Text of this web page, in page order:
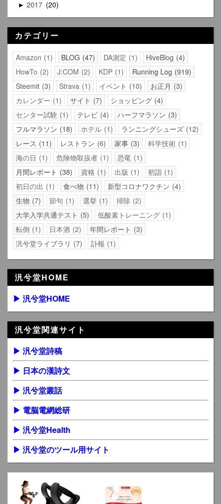
► 2017 20
カテゴリー
Amazon 1 BLOG 47 DA測定 1 HiveBlog 4
HowTo 2 J:COM 2 KDP 1 Running Log 919
Steemit 3 Strava 1 イベント 10 お正月
3
カレンダー 1 サイト 7 ショッピング 4
センター試験 1 テレビ 4 ハーフマラソン 3
フルマラソン 18 ホテル 1 ランニングシューズ 12
レース
11 レストラン 6 家事 3 科学技術 1
海の日
1 危険物取扱者 1 恐竜 1
月間レポート
38 資格 1 出版 1 初詣 1
初日の出
1 食べ物 11 新型コロナワクチン 4
生物 7 節句 1 選挙 1 掃除 2
大学入学共通テスト
5 低酸素トレーニング 1
転倒 1 日本酒 2 年間レポート
3
汎兮堂ライブラリ
7 訃報 1
汎兮堂HOME
▶ 汎兮堂HOME
汎兮堂関連サイト
▶ 汎兮堂詩稿
▶ 日本の漢詩文
▶ 汎兮堂叢話
▶ 電脳電網総研
▶ 汎兮堂Health
▶ 汎兮堂のツール用サイト